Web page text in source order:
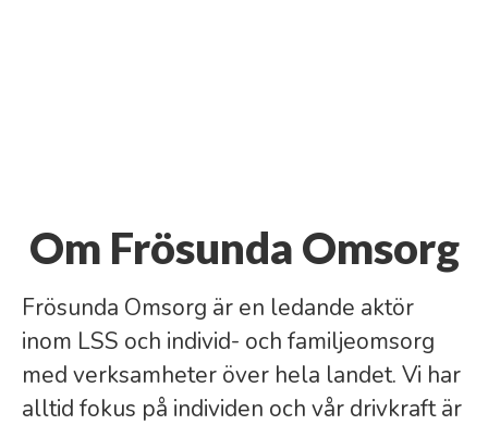
Om Frösunda Omsorg
Frösunda Omsorg är en ledande aktör
inom LSS och individ- och familjeomsorg
med verksamheter över hela landet. Vi har
alltid fokus på individen och vår drivkraft är